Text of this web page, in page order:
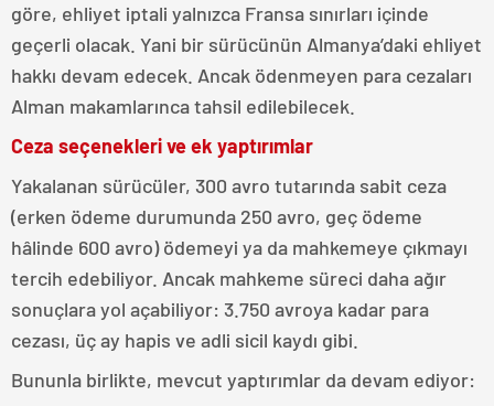
göre, ehliyet iptali yalnızca Fransa sınırları içinde
geçerli olacak. Yani bir sürücünün Almanya’daki ehliyet
hakkı devam edecek. Ancak ödenmeyen para cezaları
Alman makamlarınca tahsil edilebilecek.
Ceza seçenekleri ve ek yaptırımlar
Yakalanan sürücüler, 300 avro tutarında sabit ceza
(erken ödeme durumunda 250 avro, geç ödeme
hâlinde 600 avro) ödemeyi ya da mahkemeye çıkmayı
tercih edebiliyor. Ancak mahkeme süreci daha ağır
sonuçlara yol açabiliyor: 3.750 avroya kadar para
cezası, üç ay hapis ve adli sicil kaydı gibi.
Bununla birlikte, mevcut yaptırımlar da devam ediyor: